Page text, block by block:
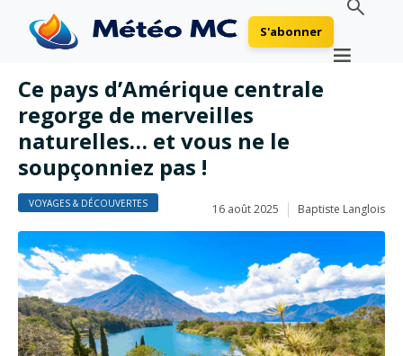
S'abonner
Ce pays d’Amérique centrale
regorge de merveilles
naturelles… et vous ne le
soupçonniez pas !
VOYAGES & DÉCOUVERTES 16 août 2025 Baptiste Langlois